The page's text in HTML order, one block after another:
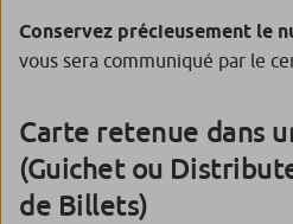
Conservez précieusement le
vous sera communiqué par le
Carte retenue dans
(Guichet ou
de Billets)